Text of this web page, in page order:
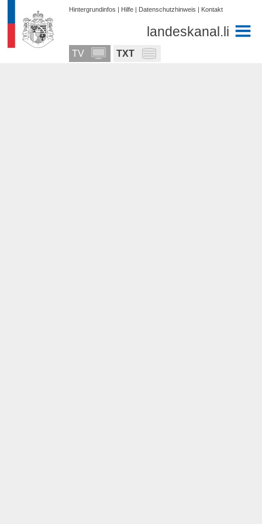
Hintergrundinfos | Hilfe | Datenschutzhinweis | Kontakt
landeskanal.li
TV TXT